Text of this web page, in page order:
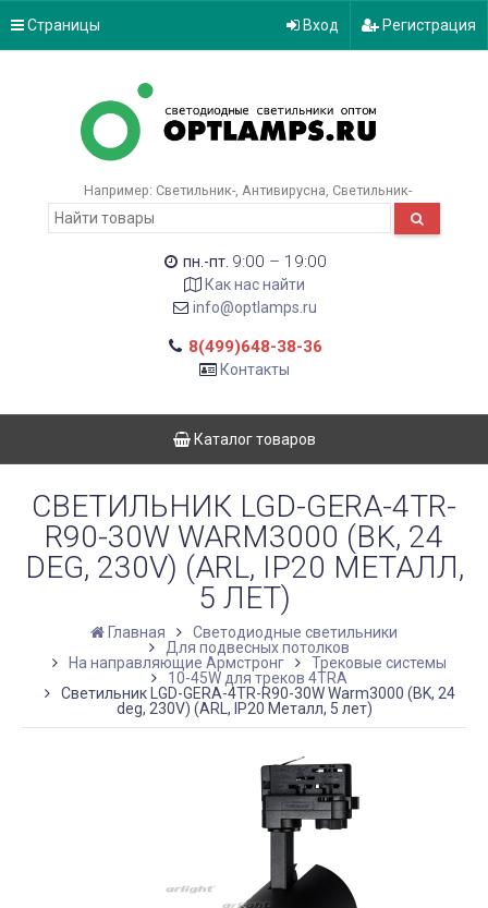
Страницы Вход Регистрация
Например: Светильник- Антивирусна Светильник-
пн.-пт. 9:00 – 19:00
Как нас найти
info@optlamps.ru
8(499)648-38-36
Контакты
Каталог товаров
СВЕТИЛЬНИК LGD-GERA-4TR-
R90-30W WARM3000 (BK, 24
DEG, 230V) (ARL, IP20 МЕТАЛЛ,
5 ЛЕТ)
Главная
Светодиодные светильники
Для подвесных потолков
На направляющие Армстронг
Трековые системы
10-45W для треков 4TRA
Светильник LGD-GERA-4TR-R90-30W Warm3000 (BK, 24
deg, 230V) (ARL, IP20 Металл, 5 лет)